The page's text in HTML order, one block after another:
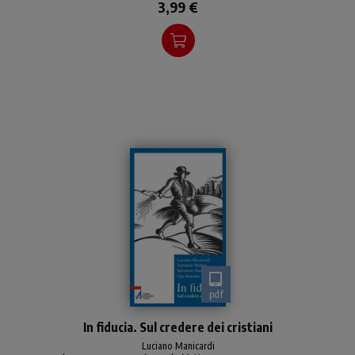
3,99 €
pdf
vista diversi sul tema della
fede
In fiducia. Sul credere dei cristiani
Luciano Manicardi
,